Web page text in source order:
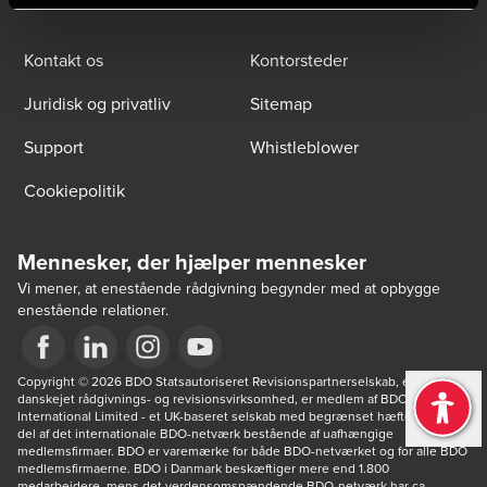
Kontakt os
Kontorsteder
Juridisk og privatliv
Sitemap
Support
Whistleblower
Cookiepolitik
Mennesker, der hjælper mennesker
Vi mener, at enestående rådgivning begynder med at opbygge
enestående relationer.
Opens in a new window/tab
Opens in a new window/tab
Opens in a new window/tab
Opens in a new window/tab
Copyright © 2026 BDO Statsautoriseret Revisionspartnerselskab, en
danskejet rådgivnings- og revisionsvirksomhed, er medlem af BDO
International Limited - et UK-baseret selskab med begrænset hæftelse - og
del af det internationale BDO-netværk bestående af uafhængige
medlemsfirmaer. BDO er varemærke for både BDO-netværket og for alle BDO
medlemsfirmaerne. BDO i Danmark beskæftiger mere end 1.800